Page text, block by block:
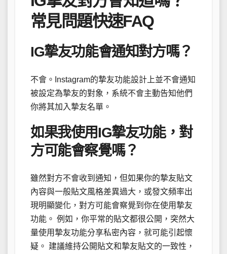
常見問題快速FAQ
IG摯友功能會通知對方嗎？
不會。Instagram的摯友功能設計上並不會通知
被設定為摯友的對象，系統不會主動告知他們
你將其加入摯友名單。
如果我使用IG摯友功能，對
方可能會察覺嗎？
雖然對方不會收到通知，但如果你的摯友貼文
內容與一般貼文風格差異過大，或發文頻率出
現明顯變化，對方可能會察覺到你在使用摯友
功能。 例如，你平常的貼文都很公開，突然大
量使用摯友功能分享私密內容，就可能引起懷
疑。 建議維持公開貼文和摯友貼文的一致性，